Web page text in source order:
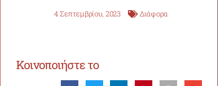
4 Σεπτεμβρίου, 2023 Διάφορα
Κοινοποιήστε το